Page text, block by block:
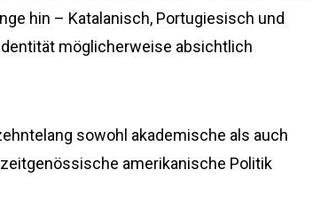
hin – Katalanisch, Portugiesisch und
möglicherweise absichtlich
sowohl akademische als auch
amerikanische Politik